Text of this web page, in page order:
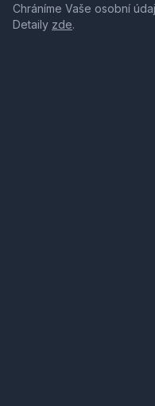
Chráníme Vaše osobní
Detaily zde.